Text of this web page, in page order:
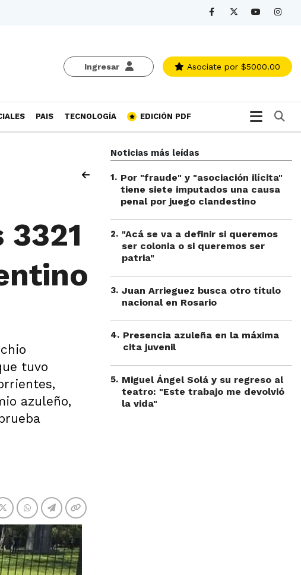
Ingresar Asociate por $5000.00
PAIS TECNOLOGÍA EDICIÓN PDF
tuvo
azuleño,
Noticias más leídas
1. Por "fraude" y "asociación ilícita"
tiene siete imputados una causa
penal por juego clandestino
2. "Acá se va a definir si queremos
ser colonia o si queremos ser
patria"
3. Juan Arrieguez busca otro título
nacional en Rosario
4. Presencia azuleña en la máxima
cita juvenil
5. Miguel Ángel Solá y su regreso al
teatro: "Este trabajo me devolvió
la vida"